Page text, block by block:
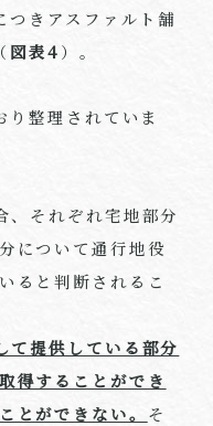
つきアスファルト舗
図表4）。
り整理されていま
それぞれ宅地部分
について通行地役
ると判断されるこ
提供している部分
得することができ
とができない。 そ